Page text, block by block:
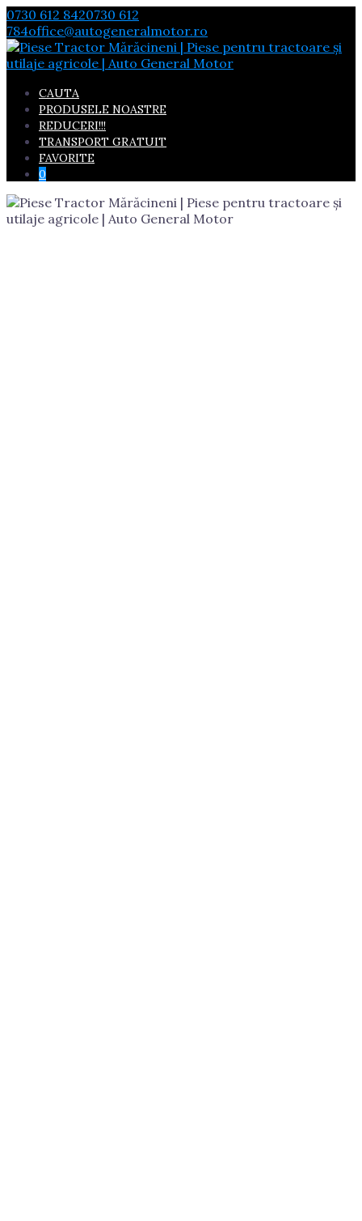
Skip
to
content
0730 612 8420730 612
784office@autogeneralmotor.ro
CAUTA
PRODUSELE NOASTRE
REDUCERI!!!
TRANSPORT GRATUIT
FAVORITE
0